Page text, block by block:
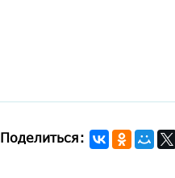
Поделиться: